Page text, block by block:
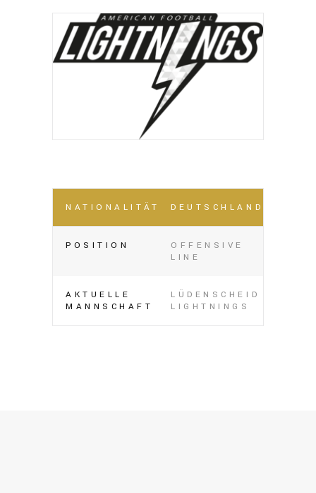
NATIONALITÄT DEUTSCHLAND
POSITION
OFFENSIVE
LINE
AKTUELLE
MANNSCHAFT
LÜDENSCHEID
LIGHTNINGS